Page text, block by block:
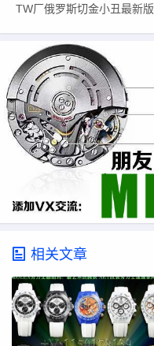
TW厂俄罗斯切金小丑最新版绿圈型号价格，
相关文章